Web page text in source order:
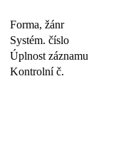
Forma, žánr
Systém. číslo
Úplnost záznamu
Kontrolní č.